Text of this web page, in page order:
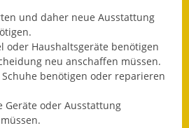
Informationsbroschüre
Lärmaktionsplan
Leichte Sprache
Infos in Leichter Sprache
und daher neue Ausstattung
oder Haushaltsgeräte benötigen
neu anschaffen müssen.
benötigen oder reparieren
Geräte oder Ausstattung